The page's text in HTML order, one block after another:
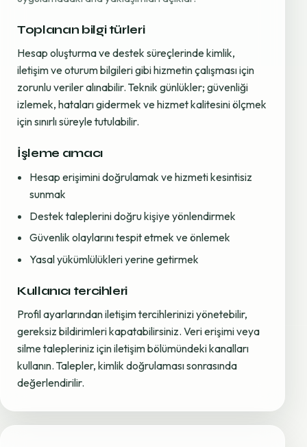
Toplanan bilgi türleri
Hesap oluşturma ve destek süreçlerinde kimlik,
iletişim ve oturum bilgileri gibi hizmetin çalışması için
zorunlu veriler alınabilir. Teknik günlükler; güvenliği
izlemek, hataları gidermek ve hizmet kalitesini ölçmek
için sınırlı süreyle tutulabilir.
İşleme amacı
Hesap erişimini doğrulamak ve hizmeti kesintisiz
sunmak
Destek taleplerini doğru kişiye yönlendirmek
Güvenlik olaylarını tespit etmek ve önlemek
Yasal yükümlülükleri yerine getirmek
Kullanıcı tercihleri
Profil ayarlarından iletişim tercihlerinizi yönetebilir,
gereksiz bildirimleri kapatabilirsiniz. Veri erişimi veya
silme talepleriniz için iletişim bölümündeki kanalları
kullanın. Talepler, kimlik doğrulaması sonrasında
değerlendirilir.